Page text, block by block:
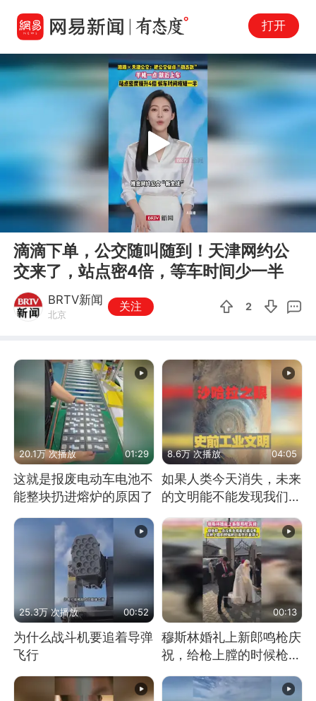
打开
00:00
Play
滴滴下单，公交随叫随到！天津网约公
交来了，站点密4倍，等车时间少一半
BRTV新闻
北京
关注 2
20.1万 次播放 01:29
这就是报废电动车电池不
能整块扔进熔炉的原因了
8.6万 次播放 04:05
如果人类今天消失，未来
的文明能不能发现我们存
在过？
25.3万 次播放 00:52
为什么战斗机要追着导弹
飞行
00:13
穆斯林婚礼上新郎鸣枪庆
祝，给枪上膛的时候枪口